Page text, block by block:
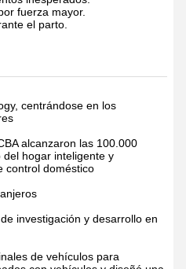
fuerza mayor.
el parto.
centrándose en los
alcanzaron las 100.000
hogar inteligente y
control doméstico
investigación y desarrollo en
de vehículos para